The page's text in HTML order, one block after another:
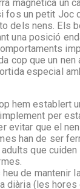
magnètica un
un petit Joc
dels nens. Els
una posició
cop que un
especial
hem establert
per
evitar que el
han de ser
que cuiden
heu de mantenir
diària (les